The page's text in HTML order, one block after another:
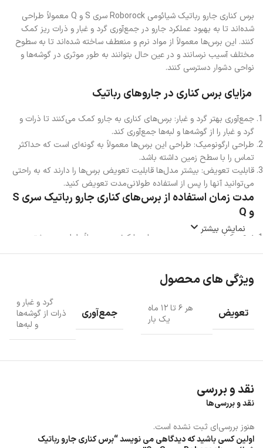
برس کناری جارو رباتیک شیائومی Roborock سری S و Q معمولاً طراحی
شده‌اند تا به بهبود عملکرد جارو در جمع‌آوری گرد و غبار و ذرات ریز کمک
کنند. این برس‌ها معمولاً از مواد نرم و منعطف ساخته شده‌اند تا به سطوح
مختلف آسیب نرسانند و در عین حال بتوانند به طور موثری در گوشه‌ها و
نواحی دشوار دسترسی کنند.
مزایای برس کناری در جاروهای رباتیک
جمع‌آوری بهتر گرد و غبار: برس‌های کناری به جارو کمک می‌کنند تا ذرات و
گرد و غبار را از گوشه‌ها و لبه‌ها جمع‌آوری کند.
طراحی ارگونومیک: طراحی این برس‌ها معمولاً به گونه‌ای است که حداکثر
تماس را با سطح زمین داشته باشد.
قابلیت تعویض: بیشتر مدل‌ها قابلیت تعویض برس‌ها را دارند که به راحتی
می‌توانید آنها را پس از استفاده طولانی‌مدت تعویض کنید.
مدت زمان استفاده از برس‌های کناری جارو رباتیک سری S
و Q
نوع و کیفیت جنس برس: برس‌های با کیفیت معمولاً طول عمر بیشتری
دارند.
گیرد، برس‌ها سریع‌تر فرسوده خواهند شد.
نوع سطحی که روی آن استفاده می‌شود: استفاده از برس‌ها روی سطوح
خشن یا در شرایط محیطی سخت می‌تواند عمر آنها را کاهش دهد.
نگهداری و تمیزکاری: تمیز کردن منظم برس‌ها از موها و ذرات معلق می‌تواند
طبق توصیات بسیاری از تولیدکنندگان، برس‌های کناری معمولاً باید هر ۶ تا
نمایش بیشتر
ویژگی های محصول
تعویض
هر ۶ تا ۱۲ ماه
یک بار
جمع‌آوری
گرد و غبار و
ذرات از گوشه‌ها
و لبه‌ها
نقد و بررسی
نقد و بررسی‌ها
هنوز بررسی‌ای ثبت نشده است.
اولین کسی باشید که دیدگاهی می نویسد “برس کناری جارو رباتیک